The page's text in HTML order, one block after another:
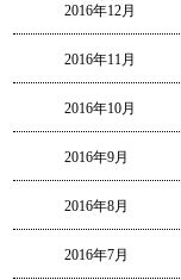
2016年12月
2016年11月
2016年10月
2016年9月
2016年8月
2016年7月